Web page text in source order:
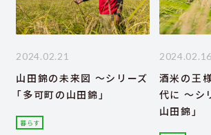
2024.02.21
山田錦の未来図 ～シリーズ
「多可町の山田錦」
暮らす
2024.02.16
酒米の王
代に ～シ
山田錦」